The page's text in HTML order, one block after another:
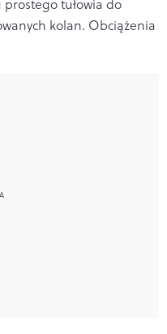
tułowia do
kolan. Obciążenia